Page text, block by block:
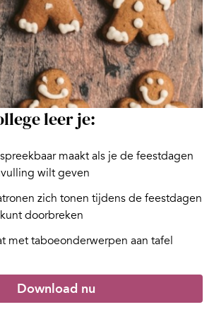
leer je:
maakt als je de feestdagen
wilt geven
zich tonen tijdens de feestdagen
doorbreken
met taboeonderwerpen aan tafel
Download nu